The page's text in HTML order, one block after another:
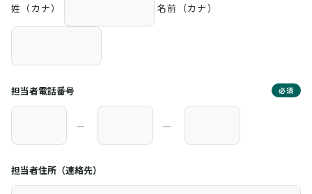
姓（カナ） 名前（カナ）
担当者電話番号 必須
― ―
担当者住所（連絡先）